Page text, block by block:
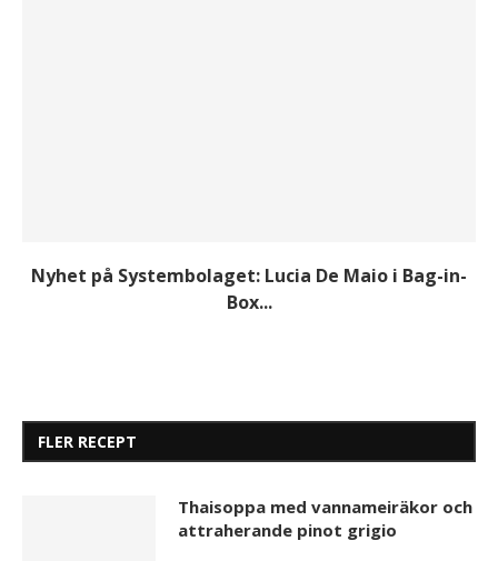
Nyhet på Systembolaget: Lucia De Maio i Bag-in-
Box...
FLER RECEPT
Thaisoppa med vannameiräkor och
attraherande pinot grigio